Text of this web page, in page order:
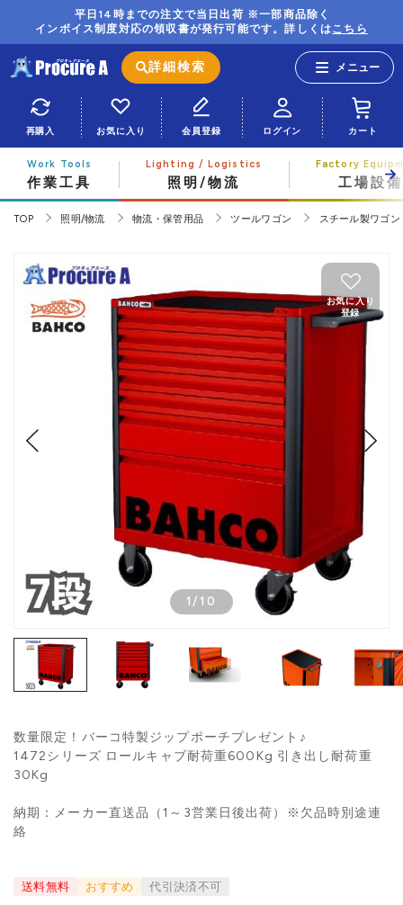
平日14時までの注文で当日出荷 ※一部商品除く
インボイス制度対応の領収書が発行可能です。詳しくはこちら
詳細検索
再購入 お気に入り 会員登録 ログイン カート
作業工具 照明/物流 工場設備
TOP 照明/物流 物流・保管用品 ツールワゴン スチール製ワゴ
1 / 10
お気に入り
登録
数量限定！バーコ特製ジップポーチプレゼント♪
1472シリーズ ロールキャブ耐荷重600Kg 引き出し耐荷重
30Kg
納期：メーカー直送品（1～3営業日後出荷）※欠品時別途連
絡
送料無料 おすすめ 代引決済不可